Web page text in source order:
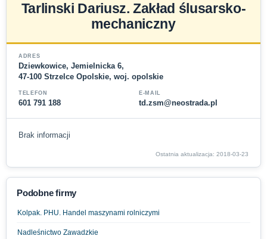
Tarlinski Dariusz. Zakład ślusarsko-
mechaniczny
ADRES
Dziewkowice, Jemielnicka 6,
47-100 Strzelce Opolskie, woj. opolskie
TELEFON
601 791 188
E-MAIL
td.zsm@neostrada.pl
Brak informacji
Ostatnia aktualizacja: 2018-03-23
Podobne firmy
Kolpak. PHU. Handel maszynami rolniczymi
Nadleśnictwo Zawadzkie